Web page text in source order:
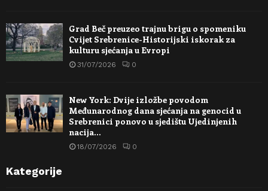
Grad Beč preuzeo trajnu brigu o spomeniku
Cvijet Srebrenice-Historijski iskorak za
kulturu sjećanja u Evropi
31/07/2026 0
New York: Dvije izložbe povodom
Međunarodnog dana sjećanja na genocid u
Srebrenici ponovo u sjedištu Ujedinjenih
nacija…
18/07/2026 0
Kategorije